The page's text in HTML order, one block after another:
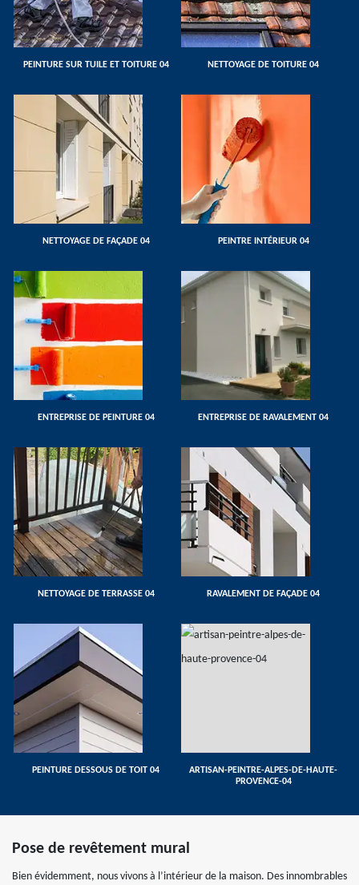
PEINTURE SUR TUILE ET TOITURE 04 NETTOYAGE DE TOITURE 04
NETTOYAGE DE FAÇADE 04 PEINTRE INTÉRIEUR 04
ENTREPRISE DE PEINTURE 04 ENTREPRISE DE RAVALEMENT 04
NETTOYAGE DE TERRASSE 04 RAVALEMENT DE FAÇADE 04
PEINTURE DESSOUS DE TOIT 04
ARTISAN-PEINTRE-ALPES-DE-HAUTE-
PROVENCE-04
Pose de revêtement mural
Bien évidemment, nous vivons à l’intérieur de la maison. Des innombrables